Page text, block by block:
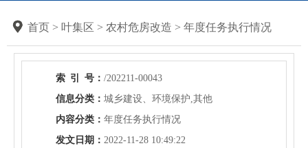
首页 > 叶集区 > 农村危房改造 > 年度任务执行情况
索 引 号： /202211-00043
信息分类： 城乡建设、环境保护,其他
内容分类： 年度任务执行情况
发文日期： 2022-11-28 10:49:22